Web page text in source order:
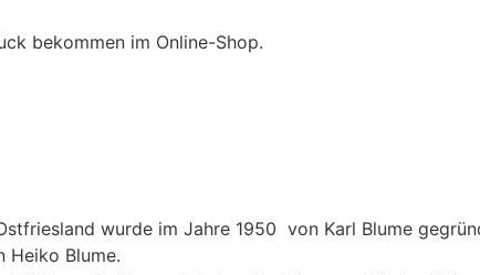
bekommen im Online-Shop.
wurde im Jahre 1950 von Karl Blume
Heiko Blume.